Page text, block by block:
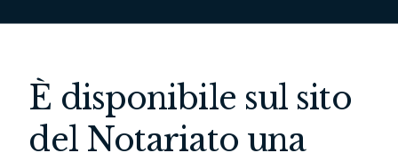
È disponibile sul sito
del Notariato una